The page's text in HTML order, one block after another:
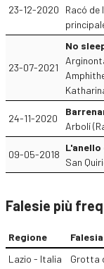
23-12-2020
Racó de
23-07-2021
No
24-11-2020
Arbolí
09-05-2018
L'anello
San
Falesie più
Regione Falesia
Lazio - Italia
Grotta